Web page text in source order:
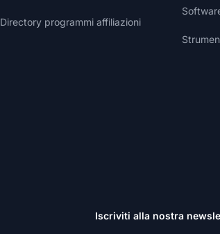
Directory programmi affiliazioni
Iscriviti alla nostra